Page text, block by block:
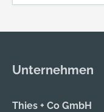
Feuerschutz, für
Unternehmen
Thies + Co GmbH